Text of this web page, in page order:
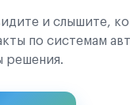
и слышите,
по системам
решения.